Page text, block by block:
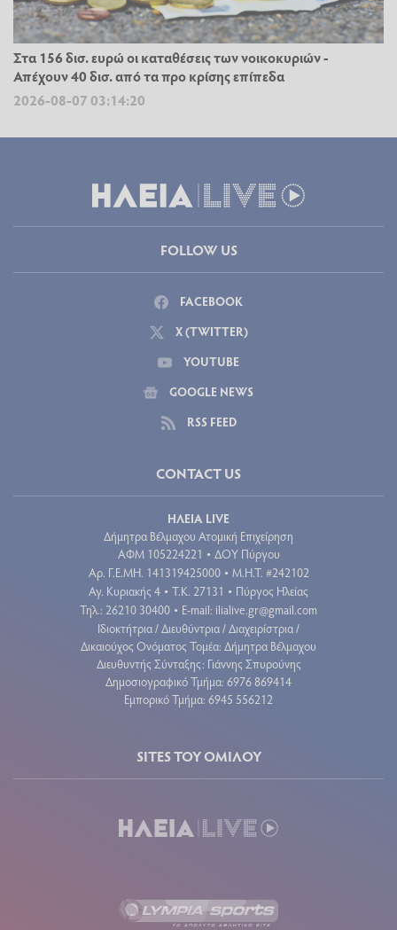
Στα 156 δισ. ευρώ οι καταθέσεις των νοικοκυριών -
Απέχουν 40 δισ. από τα προ κρίσης επίπεδα
2026-08-07 03:14:20
FOLLOW US
FACEBOOK
X (TWITTER)
YOUTUBE
GOOGLE NEWS
RSS FEED
CONTACT US
ΗΛΕΙΑ LIVE
Δήμητρα Βέλμαχου Ατομική Επιχείρηση
ΑΦΜ 105224221 • ΔΟΥ Πύργου
Aρ. Γ.Ε.ΜΗ. 141319425000 • Μ.Η.Τ. #242102
Αγ. Κυριακής 4 • Τ.Κ. 27131 • Πύργος Ηλείας
Τηλ.: 26210 30400 • E-mail: ilialive.gr@gmail.com
Ιδιοκτήτρια / Διευθύντρια / Διαχειρίστρια /
Δικαιούχος Ονόματος Τομέα: Δήμητρα Βέλμαχου
Διευθυντής Σύνταξης: Γιάννης Σπυρούνης
Δημοσιογραφικό Τμήμα: 6976 869414
Εμπορικό Τμήμα: 6945 556212
SITES ΤΟΥ ΟΜΙΛΟΥ